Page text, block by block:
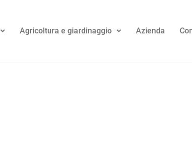
Agricoltura e giardinaggio Azienda